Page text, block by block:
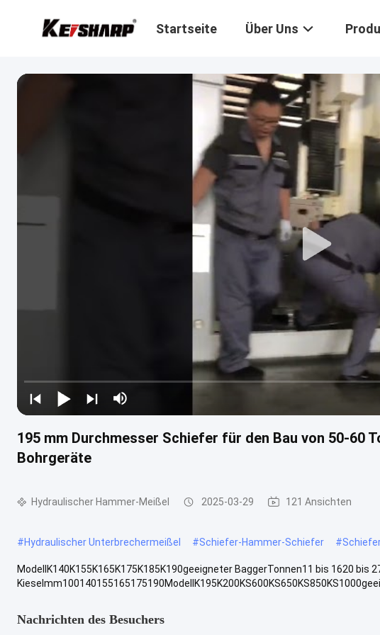
Startseite Über Uns
195 mm Durchmesser Schiefer für den Bau von 50-60
Bohrgeräte
Hydraulischer Hammer-Meißel 2025-03-29 121 Ansichten
#Hydraulischer Unterbrechermeißel #Schiefer-Hammer-Schiefer #
ModellK140K155K165K175K185K190geeigneter BaggerTonnen11 bis 1620 bis
Nachrichten des Besuchers